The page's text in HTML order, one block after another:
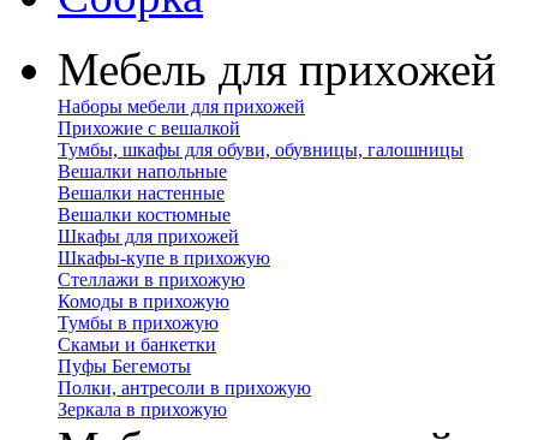
Мебель для прихожей
Наборы мебели для прихожей
Прихожие с вешалкой
Тумбы, шкафы для обуви, обувницы, галошницы
Вешалки напольные
Вешалки настенные
Вешалки костюмные
Шкафы для прихожей
Шкафы-купе в прихожую
Стеллажи в прихожую
Комоды в прихожую
Тумбы в прихожую
Скамьи и банкетки
Пуфы Бегемоты
Полки, антресоли в прихожую
Зеркала в прихожую